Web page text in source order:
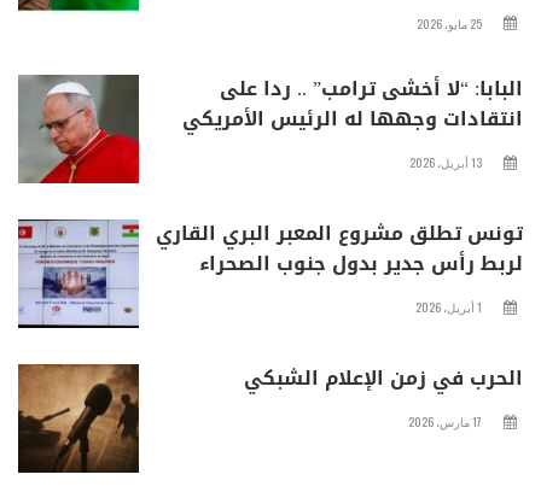
25 مايو، 2026
البابا: “لا أخشى ترامب” .. ردا على
انتقادات وجهها له الرئيس الأمريكي
13 أبريل، 2026
تونس تطلق مشروع المعبر البري القاري
لربط رأس جدير بدول جنوب الصحراء
1 أبريل، 2026
الحرب في زمن الإعلام الشبكي
17 مارس، 2026